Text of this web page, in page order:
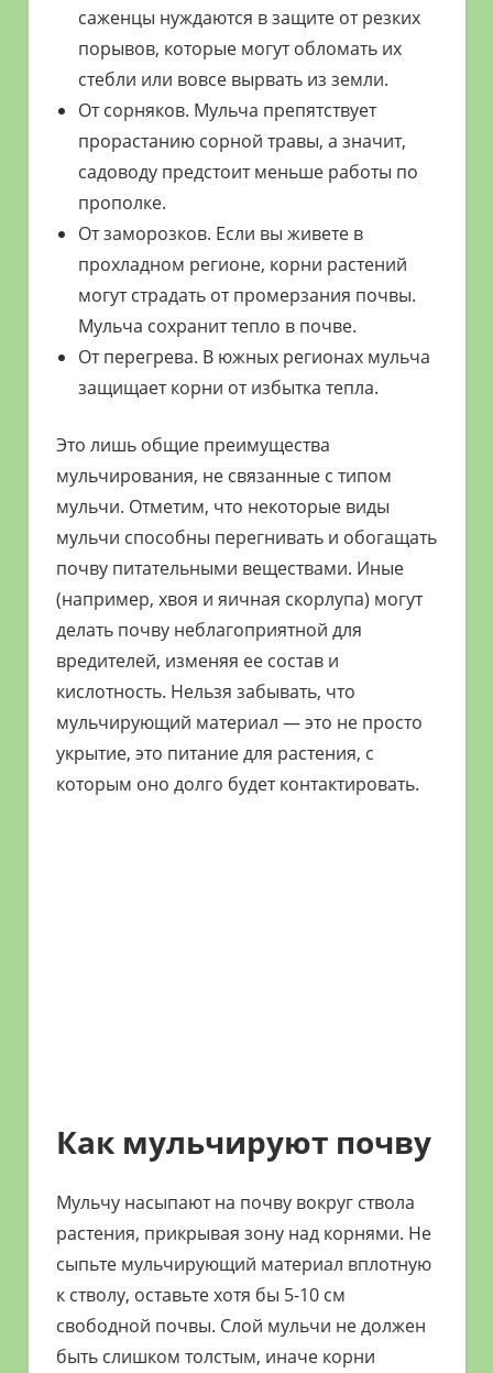
саженцы нуждаются в защите от резких
порывов, которые могут обломать их
стебли или вовсе вырвать из земли.
От сорняков. Мульча препятствует
прорастанию сорной травы, а значит,
садоводу предстоит меньше работы по
прополке.
От заморозков. Если вы живете в
прохладном регионе, корни растений
могут страдать от промерзания почвы.
Мульча сохранит тепло в почве.
От перегрева. В южных регионах мульча
защищает корни от избытка тепла.
Это лишь общие преимущества
мульчирования, не связанные с типом
мульчи. Отметим, что некоторые виды
мульчи способны перегнивать и обогащать
почву питательными веществами. Иные
(например, хвоя и яичная скорлупа) могут
делать почву неблагоприятной для
вредителей, изменяя ее состав и
кислотность. Нельзя забывать, что
мульчирующий материал — это не просто
укрытие, это питание для растения, с
которым оно долго будет контактировать.
Как мульчируют почву
Мульчу насыпают на почву вокруг ствола
растения, прикрывая зону над корнями. Не
сыпьте мульчирующий материал вплотную
к стволу, оставьте хотя бы 5-10 см
свободной почвы. Слой мульчи не должен
быть слишком толстым, иначе корни